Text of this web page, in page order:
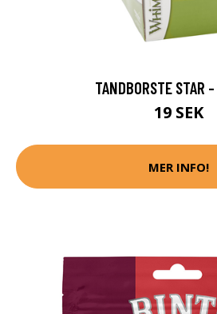
TANDBORSTE STAR
19 SEK
MER INFO!